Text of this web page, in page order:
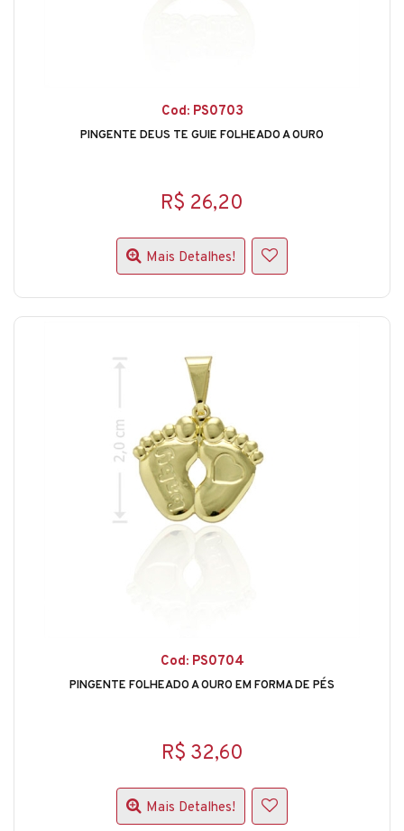
Cod: PS0703
PINGENTE DEUS TE GUIE FOLHEADO A OURO
R$ 26,20
Mais Detalhes!
Cod: PS0704
PINGENTE FOLHEADO A OURO EM FORMA DE PÉS
R$ 32,60
Mais Detalhes!